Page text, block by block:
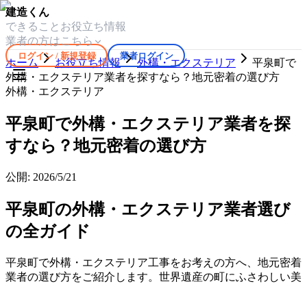
建造くん
できること お役立ち情報
業者の方はこちら
ログイン / 新規登録 業者ログイン
ホーム お役立ち情報 外構・エクステリア
平泉町で
外構・エクステリア業者を探すなら？地元密着の選び方
外構・エクステリア
平泉町で外構・エクステリア業者を探
すなら？地元密着の選び方
公開: 2026/5/21
平泉町の外構・エクステリア業者選び
の全ガイド
平泉町で外構・エクステリア工事をお考えの方へ、地元密着
業者の選び方をご紹介します。世界遺産の町にふさわしい美